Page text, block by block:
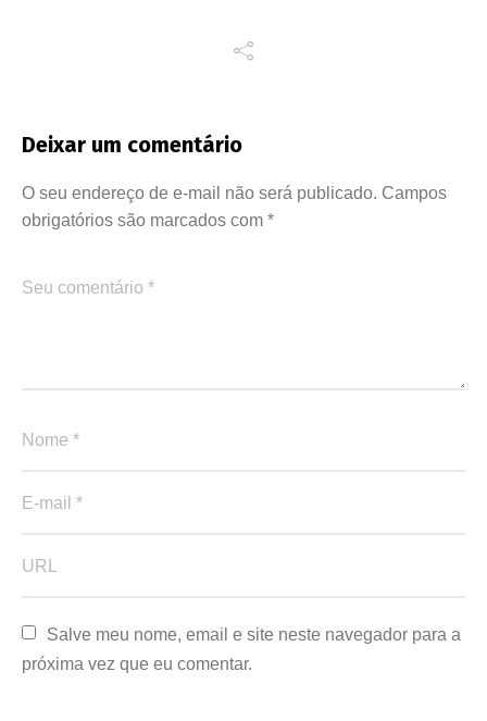
Deixar um comentário
O seu endereço de e-mail não será publicado. Campos
obrigatórios são marcados com *
Salve meu nome, email e site neste navegador para a
próxima vez que eu comentar.